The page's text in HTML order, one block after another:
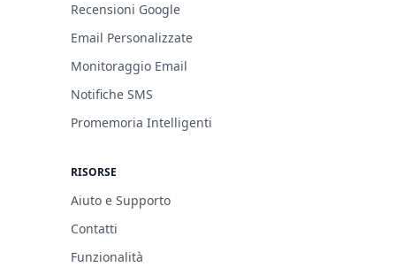
Recensioni Google
Email Personalizzate
Monitoraggio Email
Notifiche SMS
Promemoria Intelligenti
RISORSE
Aiuto e Supporto
Contatti
Funzionalità